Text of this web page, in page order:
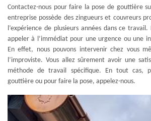
Contactez-nous pour faire la pose de gouttière
entreprise possède des zingueurs et couvreurs
l’expérience de plusieurs années dans ce travail.
appeler à l’immédiat pour une urgence ou une
En effet, nous pouvons intervenir chez vous
l’improviste. Vous allez sûrement avoir une
méthode de travail spécifique. En tout cas,
gouttière ou pour faire la pose, appelez-nous.